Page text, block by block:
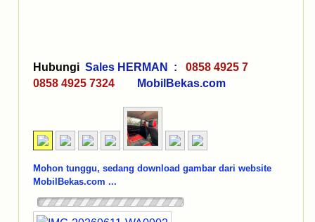
Hubungi Sales HERMAN :
0858 4925 7
0858 4925 7324
MobilBekas.com
Mohon tunggu, sedang download gambar dari website
MobilBekas.com ...